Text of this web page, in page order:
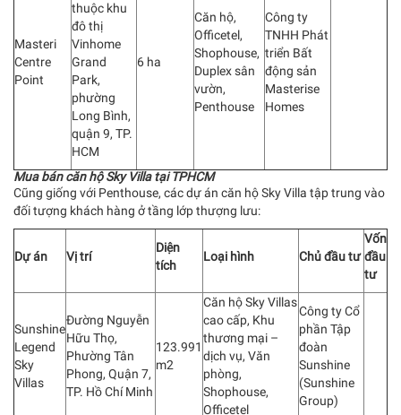
Masteri
Centre
Point
thuộc khu
đô thị
Vinhome
Grand
Park,
phường
Long Bình,
quận 9, TP.
HCM
6 ha
Căn hộ,
Officetel,
Shophouse,
Duplex sân
vườn,
Penthouse
Công ty
TNHH Phát
triển Bất
động sản
Masterise
Homes
Mua bán căn hộ Sky Villa tại TPHCM
Cũng giống với Penthouse, các dự án căn hộ Sky Villa tập trung vào
đối tượng khách hàng ở tầng lớp thượng lưu:
Dự án Vị trí
Diện
tích
Loại hình Chủ đầu tư
Vốn
đầu
tư
Sunshine
Legend
Sky
Villas
Đường Nguyễn
Hữu Thọ,
Phường Tân
Phong, Quận 7,
TP. Hồ Chí Minh
123.991
m2
Căn hộ Sky Villas
cao cấp, Khu
thương mại –
dịch vụ, Văn
phòng,
Shophouse,
Officetel
Công ty Cổ
phần Tập
đoàn
Sunshine
(Sunshine
Group)